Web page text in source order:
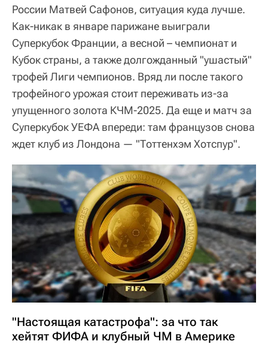
России Матвей Сафонов, ситуация куда лучше.
Как-никак в январе парижане выиграли
Суперкубок Франции, а весной – чемпионат и
Кубок страны, а также долгожданный "ушастый"
трофей Лиги чемпионов. Вряд ли после такого
трофейного урожая стоит переживать из-за
упущенного золота КЧМ-2025. Да еще и матч за
Суперкубок УЕФА впереди: там французов снова
ждет клуб из Лондона — "Тоттенхэм Хотспур".
"Настоящая катастрофа": за что так
хейтят ФИФА и клубный ЧМ в Америке